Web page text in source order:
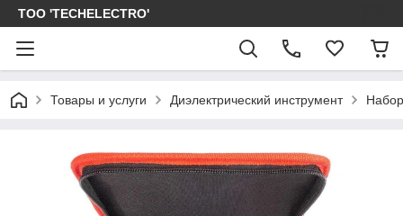
ТОО 'TECHELECTRO'
Товары и услуги Диэлектрический инструмент